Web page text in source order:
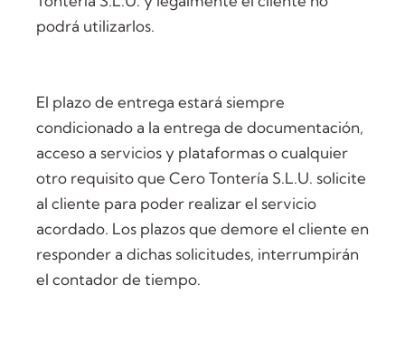
podrá utilizarlos.
El plazo de entrega estará siempre
condicionado a la entrega de documentación,
acceso a servicios y plataformas o cualquier
otro requisito que Cero Tontería S.L.U. solicite
al cliente para poder realizar el servicio
acordado. Los plazos que demore el cliente en
responder a dichas solicitudes, interrumpirán
el contador de tiempo.